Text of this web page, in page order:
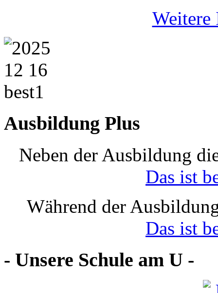
Weitere
Ausbildung Plus
Neben der Ausbildung
Das ist
Während der
Das ist
- Unsere Schule am U -